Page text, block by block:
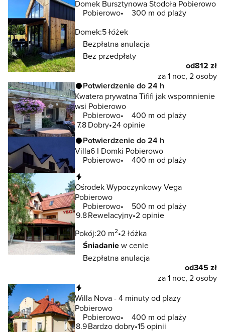
Domek Bursztynowa Stodoła Pobierowo
Pobierowo
300 m od plaży
Domek:5 łóżek
Bezpłatna anulacja
Bez przedpłaty
od812 zł
za 1 noc, 2 osoby
Potwierdzenie do 24 h
Kwatera prywatna Tififi jak wspomnienie
wsi Pobierowo
Pobierowo
400 m od plaży
7.8 Dobry 24 opinie
Potwierdzenie do 24 h
Villa6 I Domki Pobierowo
Pobierowo
400 m od plaży
Ośrodek Wypoczynkowy Vega
Pobierowo
Pobierowo
500 m od plaży
9.8Rewelacyjny 2 opinie
Pokój:20 m2 2 łóżka
Śniadaniew cenie
Bezpłatna anulacja
od345 zł
za 1 noc, 2 osoby
Willa Nova - 4 minuty od plazy
Pobierowo
Pobierowo
400 m od plaży
8.9Bardzo dobry 15 opinii